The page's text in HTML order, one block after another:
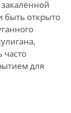
быть открыто
часто
для